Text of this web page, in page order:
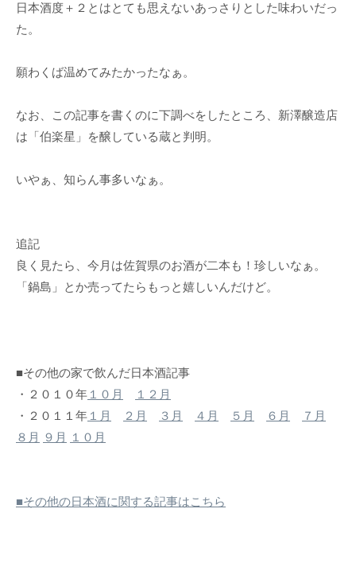
日本酒度＋２とはとても思えないあっさりとした味わいだっ
た。
願わくば温めてみたかったなぁ。
なお、この記事を書くのに下調べをしたところ、新澤醸造店
は「伯楽星」を醸している蔵と判明。
いやぁ、知らん事多いなぁ。
追記
良く見たら、今月は佐賀県のお酒が二本も！珍しいなぁ。
「鍋島」とか売ってたらもっと嬉しいんだけど。
■その他の家で飲んだ日本酒記事
・２０１０年 １０月
１２月
・２０１１年 １月 ２月 ３月 ４月 ５月 ６月
７月
８月 ９月 １０月
■その他の日本酒に関する記事はこちら